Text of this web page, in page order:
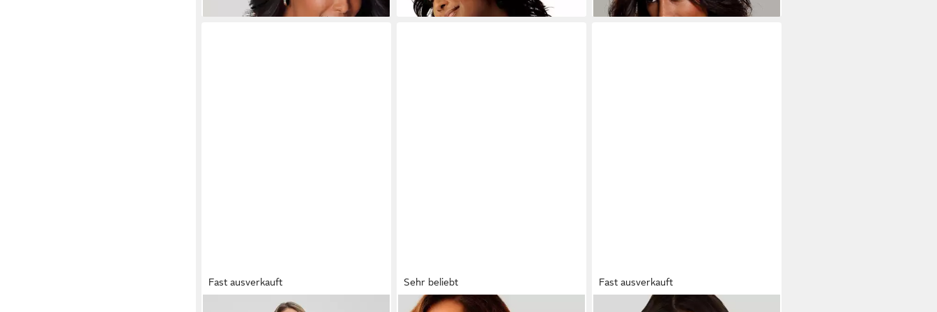
Fast ausverkauft Sehr beliebt Fast ausverkauft